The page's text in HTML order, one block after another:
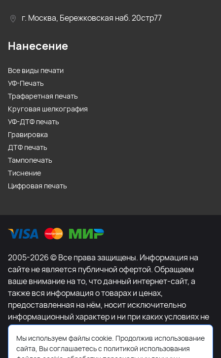
г. Москва, Бережковская наб. 20стр77
Нанесение
Все виды печати
УФ-Печать
Трафаретная печать
Круговая шелкография
УФ-ДТФ печать
Гравировка
ДТФ печать
Тампопечать
Тиснение
Цифровая печать
2005-2026 © Все права защищены. Информация на
сайте не является публичной офертой. Обращаем
ваше внимание на то, что данный интернет-сайт, а
также вся информация о товарах и ценах,
предоставленная на нём, носит исключительно
информационный характер и ни при каких условиях не
является публичной офертой, определяемой
положениями Статьи 437 Гражданского кодекса
Российской Федерации. Для получения подробной
Мы используем файлы cookie. Продолжив использование
сайта, Вы соглашаетесь с политикой использования